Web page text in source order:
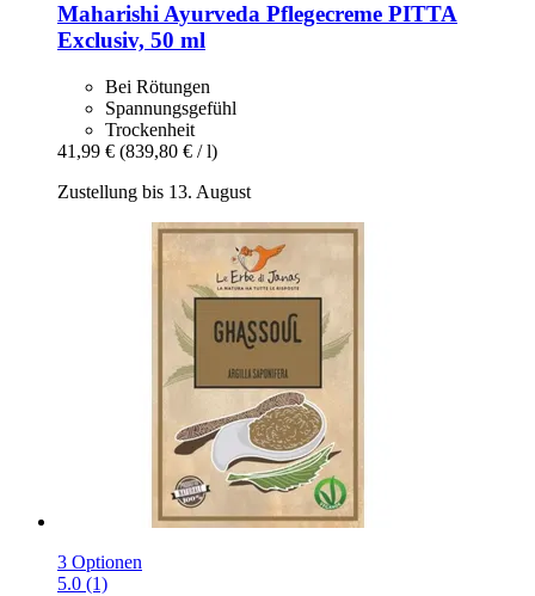
Maharishi Ayurveda Pflegecreme PITTA
Exclusiv, 50 ml
Bei Rötungen
Spannungsgefühl
Trockenheit
41,99 € (839,80 € / l)
Zustellung bis 13. August
3 Optionen
5.0 (1)